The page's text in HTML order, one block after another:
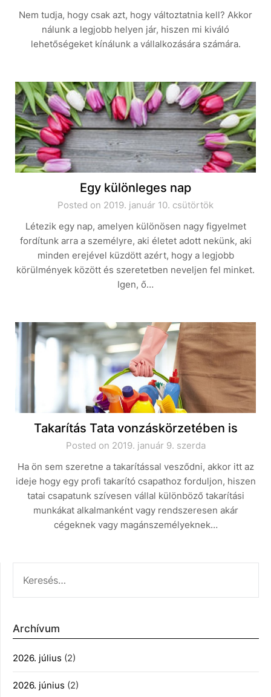
Nem tudja, hogy csak azt, hogy változtatnia kell? Akkor
nálunk a legjobb helyen jár, hiszen mi kiváló
lehetőségeket kínálunk a vállalkozására számára.
Egy különleges nap
Posted on 2019. január 10. csütörtök
Létezik egy nap, amelyen különösen nagy figyelmet
fordítunk arra a személyre, aki életet adott nekünk, aki
minden erejével küzdött azért, hogy a legjobb
körülmények között és szeretetben neveljen fel minket.
Igen, ő…
Takarítás Tata vonzáskörzetében is
Posted on 2019. január 9. szerda
Ha ön sem szeretne a takarítással vesződni, akkor itt az
ideje hogy egy profi takarító csapathoz forduljon, hiszen
tatai csapatunk szívesen vállal különböző takarítási
munkákat alkalmanként vagy rendszeresen akár
cégeknek vagy magánszemélyeknek…
Archívum
2026. július (2)
2026. június (2)